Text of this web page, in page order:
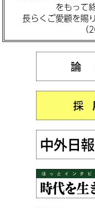
をもって
長らくご愛顧を賜